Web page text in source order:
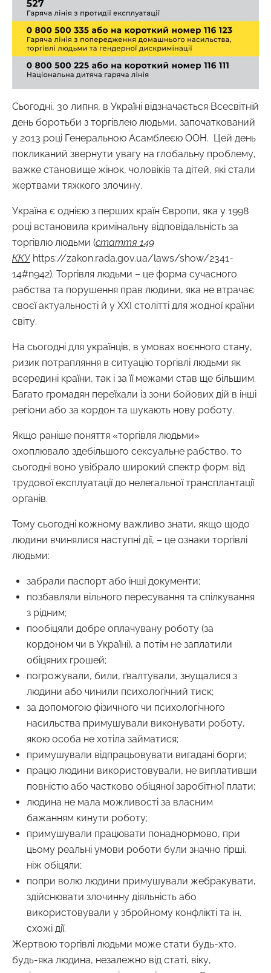
Сьогодні, 30 липня, в Україні відзначається Всесвітній
день боротьби з торгівлею людьми, започаткований
у 2013 році Генеральною Асамблеєю ООН. Цей день
покликаний звернути увагу на глобальну проблему,
важке становище жінок, чоловіків та дітей, які стали
жертвами тяжкого злочину.
Україна є однією з перших країн Європи, яка у 1998
році встановила кримінальну відповідальність за
торгівлю людьми (стаття 149
ККУhttps://zakon.rada.gov.ua/laws/show/2341-
14#n942). Торгівля людьми – це форма сучасного
рабства та порушення прав людини, яка не втрачає
своєї актуальності й у XXI столітті для жодної країни
світу.
На сьогодні для українців, в умовах воєнного стану,
ризик потрапляння в ситуацію торгівлі людьми як
всередині країни, так і за її межами став ще більшим.
Багато громадян переїхали із зони бойових дій в інші
регіони або за кордон та шукають нову роботу.
Якщо раніше поняття «торгівля людьми»
охоплювало здебільшого сексуальне рабство, то
сьогодні воно увібрало широкий спектр форм: від
трудової експлуатації до нелегальної трансплантації
органів.
Тому сьогодні кожному важливо знати, якщо щодо
людини вчинялися наступні дії, – це ознаки торгівлі
людьми:
забрали паспорт або інші документи;
позбавляли вільного пересування та спілкування
з рідним;
пообіцяли добре оплачувану роботу (за
кордоном чи в Україні), а потім не заплатили
обіцяних грошей;
погрожували, били, ґвалтували, знущалися з
людини або чинили психологічний тиск;
за допомогою фізичного чи психологічного
насильства примушували виконувати роботу,
якою особа не хотіла займатися;
примушували відпрацьовувати вигадані борги;
працю людини використовували, не виплативши
повністю або частково обіцяної заробітної плати;
людина не мала можливості за власним
бажанням кинути роботу;
примушували працювати понаднормово, при
цьому реальні умови роботи були значно гірші,
ніж обіцяли;
попри волю людини примушували жебракувати,
здійснювати злочинну діяльність або
використовували у збройному конфлікті та ін.
схожі дії.
Жертвою торгівлі людьми може стати будь-хто,
будь-яка людина, незалежно від статі, віку,